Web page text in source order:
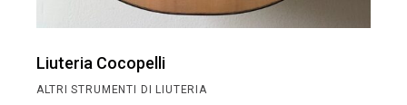
Liuteria Cocopelli
ALTRI STRUMENTI DI LIUTERIA